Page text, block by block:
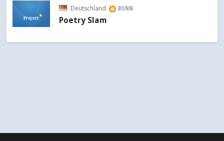
Project
Deutschland BONN
Poetry Slam